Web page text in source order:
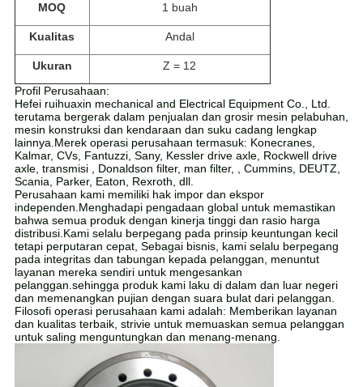
MOQ 1 buah
Kualitas Andal
Ukuran
Z = 12
Profil Perusahaan:
Hefei ruihuaxin mechanical and Electrical Equipment Co., Ltd.
terutama bergerak dalam penjualan dan grosir mesin pelabuhan,
mesin konstruksi dan kendaraan dan suku cadang lengkap
lainnya.Merek operasi perusahaan termasuk: Konecranes,
Kalmar, CVs, Fantuzzi, Sany, Kessler drive axle, Rockwell drive
axle, transmisi , Donaldson filter, man filter, , Cummins, DEUTZ,
Scania, Parker, Eaton, Rexroth, dll.
Perusahaan kami memiliki hak impor dan ekspor
independen.Menghadapi pengadaan global untuk memastikan
bahwa semua produk dengan kinerja tinggi dan rasio harga
distribusi.Kami selalu berpegang pada prinsip keuntungan kecil
tetapi perputaran cepat, Sebagai bisnis, kami selalu berpegang
pada integritas dan tabungan kepada pelanggan, menuntut
layanan mereka sendiri untuk mengesankan
pelanggan.sehingga produk kami laku di dalam dan luar negeri
dan memenangkan pujian dengan suara bulat dari pelanggan.
Filosofi operasi perusahaan kami adalah: Memberikan layanan
dan kualitas terbaik, strivie untuk memuaskan semua pelanggan
untuk saling menguntungkan dan menang-menang.